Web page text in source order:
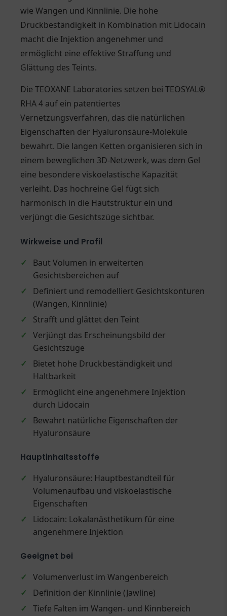
wie Wangen und Kinnlinie. Die hohe
Druckbeständigkeit in Kombination mit Lidocain
macht die Injektion angenehmer und
ermöglicht eine effektive Straffung und
Glättung des Teints.
Die TEOXANE Laboratories setzen bei TEOSYAL®
RHA 4 auf ein patentiertes
Vernetzungsverfahren, das die natürlichen
Eigenschaften der Hyaluronsäure-Moleküle
bewahrt. Die langen Ketten organisieren sich in
einem beweglichen 3D-Netzwerk, was dem Gel
eine besondere viskoelastische Kapazität
verleiht. Das hochreine Gel fügt sich
harmonisch in die Hautstruktur ein und
verjüngt die Gesichtszüge sichtbar.
Wirkweise und Profil
✓
Baut Volumen in erweiterten
Gesichtsbereichen auf
✓
Definiert und remodelliert Gesichtskonturen
(Wangen, Kinnlinie)
✓
Strafft und glättet den Teint
✓
Verjüngt das Erscheinungsbild der
Gesichtszüge
✓
Bietet hohe Druckbeständigkeit und
Haltbarkeit
✓
Ermöglicht eine angenehmere Injektion
durch Lidocain
✓
Bewahrt natürliche Eigenschaften der
Hyaluronsäure
Hauptinhaltsstoffe
✓
Hyaluronsäure: Hauptbestandteil für
Volumenaufbau und viskoelastische
Eigenschaften
✓
Lidocain: Lokalanästhetikum für eine
angenehmere Injektion
Geeignet bei
✓
Volumenverlust im Wangenbereich
✓
Definition der Kinnlinie (Jawline)
✓
Tiefe Falten im Wangen- und Kinnbereich